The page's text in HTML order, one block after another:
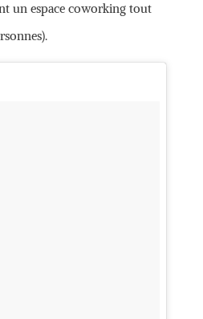
un espace coworking tout